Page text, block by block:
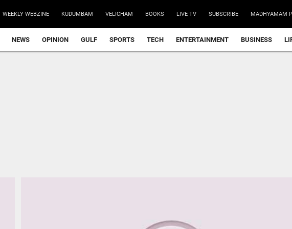
WEEKLY WEBZINE KUDUMBAM VELICHAM BOOKS LIVE TV SUBSCRIBE MADHYAMAM
NEWS OPINION GULF SPORTS TECH ENTERTAINMENT BUSINESS